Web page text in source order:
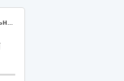
ДК 021:2015 45510000-5 Прокат підіймальних кранів із оператором